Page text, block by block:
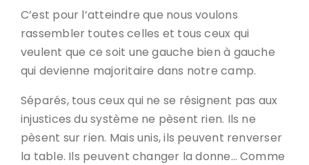
C’est pour l’atteindre que nous voulons
rassembler toutes celles et tous ceux qui
veulent que ce soit une gauche bien à gauche
qui devienne majoritaire dans notre camp.
Séparés, tous ceux qui ne se résignent pas aux
injustices du système ne pèsent rien. Ils ne
pèsent sur rien. Mais unis, ils peuvent renverser
la table. Ils peuvent changer la donne… Comme